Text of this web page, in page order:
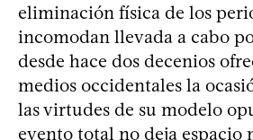
eliminación física de los
incomodan llevada a cabo
desde hace dos decenios
medios occidentales la
las virtudes de su modelo
evento total no deja espacio